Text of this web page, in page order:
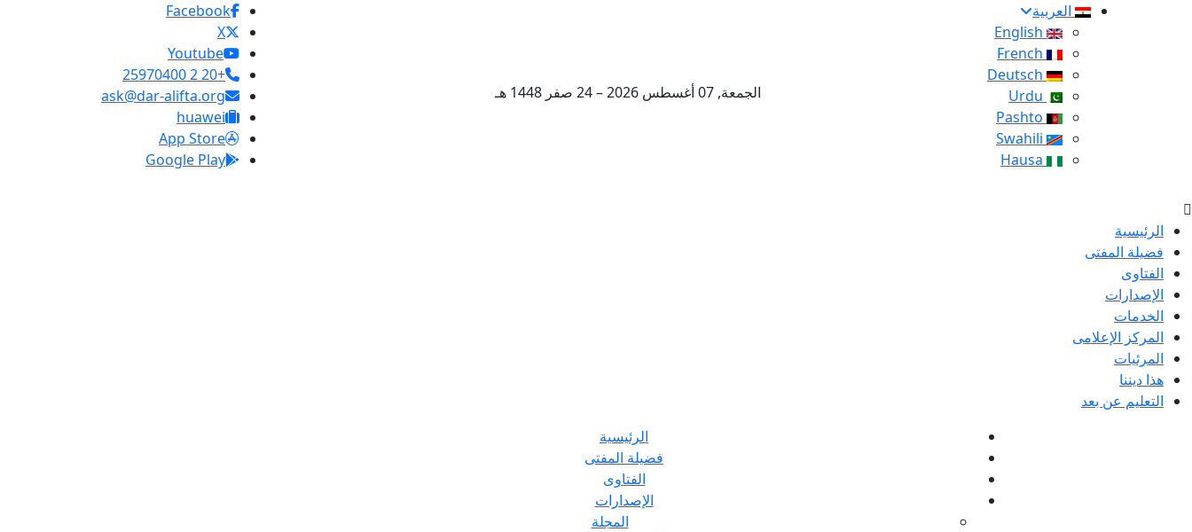
العربية
الجمعة, 07 أغسطس 2026 – 24 صفر 1448 هـ
Facebook
X
Youtube
+20 2 25970400
ask@dar-alifta.org
huawei
App Store
Google Play
الرئيسية
فضيلة المفتى
الفتاوى
الإصدارات
الخدمات
المركز الإعلامى
المرئيات
هذا ديننا
التعليم عن بعد
الرئيسية
فضيلة المفتى
الفتاوى
الإصدارات
المجلة